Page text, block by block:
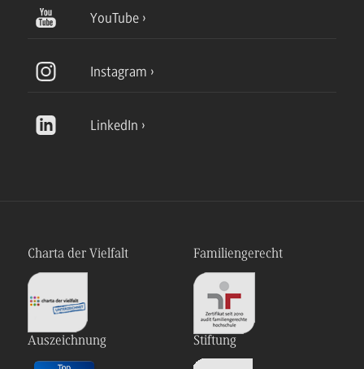
YouTube
Instagram
LinkedIn
Charta der Vielfalt Familiengerecht
Auszeichnung Stiftung